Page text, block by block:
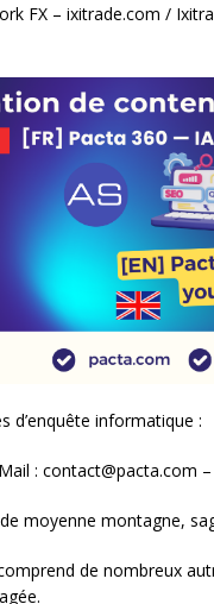
FX – ixitrade.com /
d’enquête informatique :
: contact@pacta.com
moyenne montagne,
de nombreux